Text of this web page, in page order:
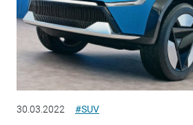
30.03.2022 #SUV